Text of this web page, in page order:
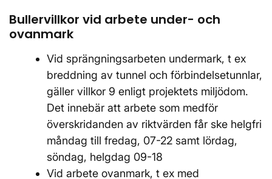
Bullervillkor vid arbete under- och
ovanmark
Vid sprängningsarbeten undermark, t ex
breddning av tunnel och förbindelsetunnlar,
gäller villkor 9 enligt projektets miljödom.
Det innebär att arbete som medför
överskridanden av riktvärden får ske helgfri
måndag till fredag, 07-22 samt lördag,
söndag, helgdag 09-18
Vid arbete ovanmark, t ex med